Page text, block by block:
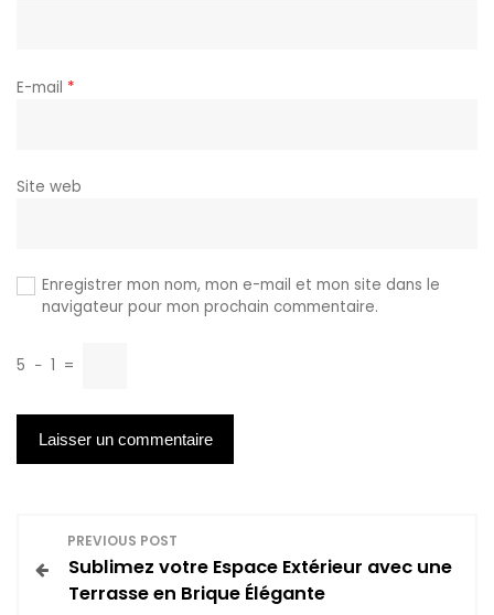
E-mail *
Site web
Enregistrer mon nom, mon e-mail et mon site dans le
navigateur pour mon prochain commentaire.
5 − 1 =
a
PREVIOUS POST
Sublimez votre Espace Extérieur avec une
Terrasse en Brique Élégante